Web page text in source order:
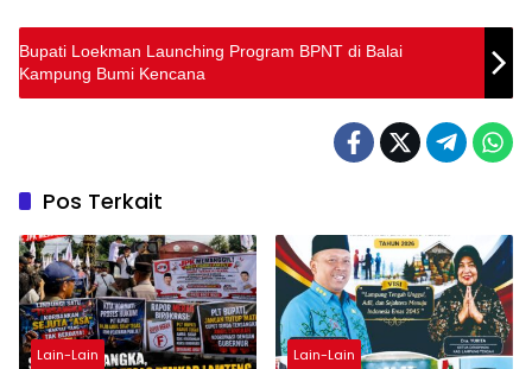
Bupati Loekman Launching Program BPNT di Balai
Kampung Bumi Kencana
Pos Terkait
Lain-Lain Lain-Lain